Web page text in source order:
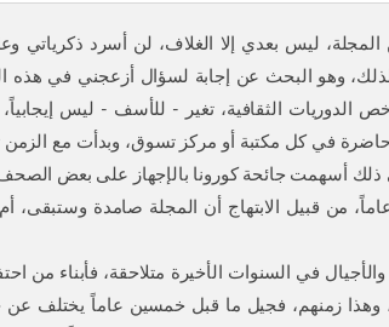
ليس بعدي إلا الغلاف، لن أسرد ذكرياتي
وهو البحث عن إجابة لسؤال أزعجني في هذه
الدوريات الثقافية، تغير - للأسف - ليس
في كل مكتبة أو مركز تسوق، وبدأت مع الزمن
ذلك أسهمت جائحة كورونا بالإجهاز على بعض
من قبيل الابتهاج أن المجلة صامدة وستبقى،
في السنوات الأخيرة متلاحقة، فأبناء من
وهذا زمنهم، فجيل ما قبل خمسين عاماً يختلف عن